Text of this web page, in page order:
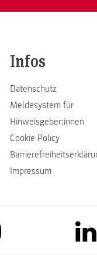
Infos
Datenschutz
Meldesystem für
Hinweisgeber:innen
Cookie Policy
Impressum
link to youtube